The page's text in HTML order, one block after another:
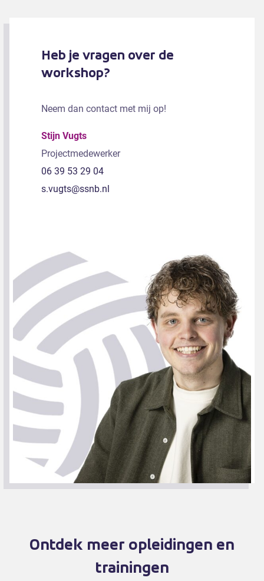
Heb je vragen over de
workshop?
Neem dan contact met mij op!
Stijn Vugts
Projectmedewerker
06 39 53 29 04
s.vugts@ssnb.nl
Ontdek meer opleidingen en
trainingen